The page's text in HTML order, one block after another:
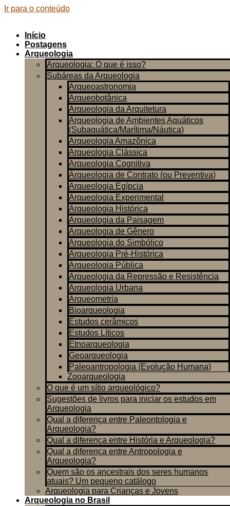
Ir para o conteúdo
Início
Postagens
Arqueologia
Arqueologia: O que é isso?
Subáreas da Arqueologia
Arqueoastronomia
Arqueobotânica
Arqueologia da Arquitetura
Arqueologia de Ambientes Aquáticos
(Subaquática/Marítima/Náutica)
Arqueologia Amazônica
Arqueologia Clássica
Arqueologia Cognitiva
Arqueologia de Contrato (ou Preventiva)
Arqueologia Egípcia
Arqueologia Experimental
Arqueologia Histórica
Arqueologia da Paisagem
Arqueologia de Gênero
Arqueologia do Simbólico
Arqueologia Pré-Histórica
Arqueologia Pública
Arqueologia da Repressão e Resistência
Arqueologia Urbana
Arqueometria
Bioarqueologia
Estudos cerâmicos
Estudos Líticos
Etnoarqueologia
Geoarqueologia
Paleoantropologia (Evolução Humana)
Zooarqueologia
O que é um sítio arqueológico?
Sugestões de livros para iniciar os estudos em
Arqueologia
Qual a diferença entre Paleontologia e
Arqueologia?
Qual a diferença entre História e Arqueologia?
Qual a diferença entre Antropologia e
Arqueologia?
Quem são os ancestrais dos seres humanos
atuais? Um pequeno catálogo
Arqueologia para Crianças e Jovens
Arqueologia no Brasil